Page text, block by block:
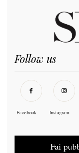
Follow us
Facebook Instagram
Fai